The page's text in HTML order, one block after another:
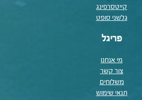
קייטסרפינג
גלשני סופט
פריגל
מי אנחנו
צור קשר
משלוחים
תנאי שימוש